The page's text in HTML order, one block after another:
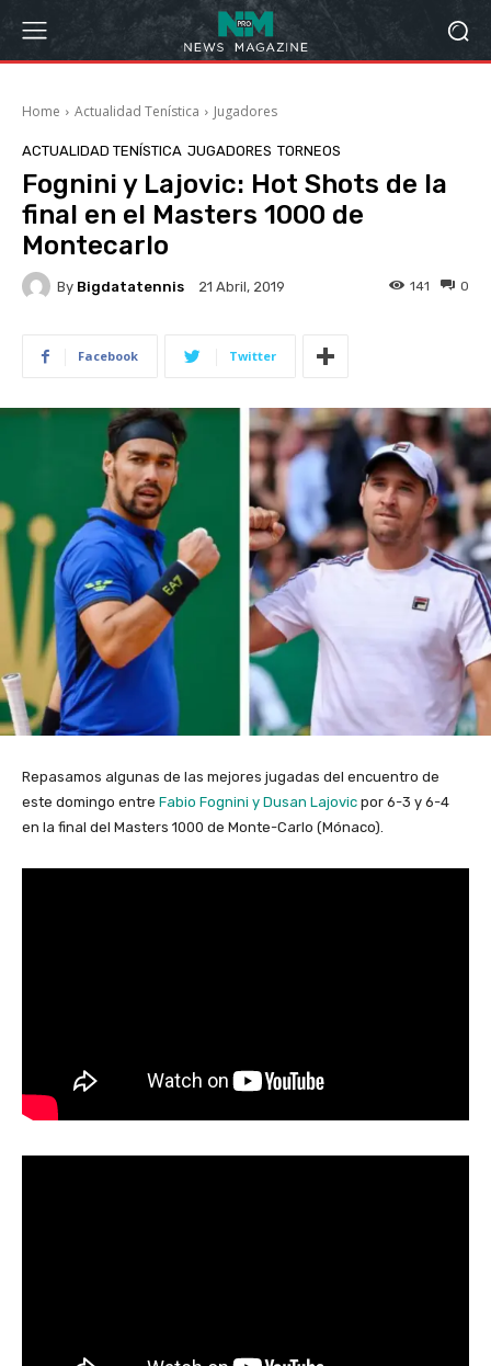
Home Actualidad Tenística Jugadores
ACTUALIDAD TENÍSTICA JUGADORES TORNEOS
Fognini y Lajovic: Hot Shots de la
final en el Masters 1000 de
Montecarlo
By Bigdatatennis 21 Abril, 2019 0
141
Facebook Twitter
Repasamos algunas de las mejores jugadas del encuentro de
este domingo entre Fabio Fognini y Dusan Lajovic por 6-3 y 6-4
en la final del Masters 1000 de Monte-Carlo (Mónaco).